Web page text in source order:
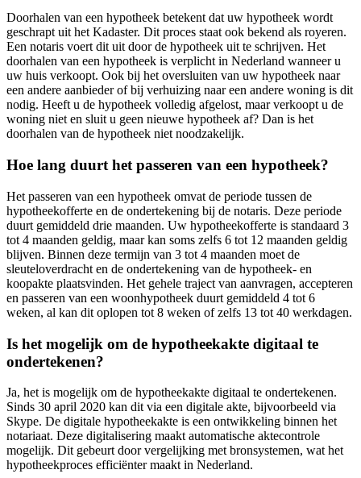
Doorhalen van een hypotheek betekent dat uw hypotheek wordt
geschrapt uit het Kadaster. Dit proces staat ook bekend als royeren.
Een notaris voert dit uit door de hypotheek uit te schrijven. Het
doorhalen van een hypotheek is verplicht in Nederland wanneer u
uw huis verkoopt. Ook bij het oversluiten van uw hypotheek naar
een andere aanbieder of bij verhuizing naar een andere woning is dit
nodig. Heeft u de hypotheek volledig afgelost, maar verkoopt u de
woning niet en sluit u geen nieuwe hypotheek af? Dan is het
doorhalen van de hypotheek niet noodzakelijk.
Hoe lang duurt het passeren van een hypotheek?
Het passeren van een hypotheek omvat de periode tussen de
hypotheekofferte en de ondertekening bij de notaris. Deze periode
duurt gemiddeld drie maanden. Uw hypotheekofferte is standaard 3
tot 4 maanden geldig, maar kan soms zelfs 6 tot 12 maanden geldig
blijven. Binnen deze termijn van 3 tot 4 maanden moet de
sleuteloverdracht en de ondertekening van de hypotheek- en
koopakte plaatsvinden. Het gehele traject van aanvragen, accepteren
en passeren van een woonhypotheek duurt gemiddeld 4 tot 6
weken, al kan dit oplopen tot 8 weken of zelfs 13 tot 40 werkdagen.
Is het mogelijk om de hypotheekakte digitaal te
ondertekenen?
Ja, het is mogelijk om de hypotheekakte digitaal te ondertekenen.
Sinds 30 april 2020 kan dit via een digitale akte, bijvoorbeeld via
Skype. De digitale hypotheekakte is een ontwikkeling binnen het
notariaat. Deze digitalisering maakt automatische aktecontrole
mogelijk. Dit gebeurt door vergelijking met bronsystemen, wat het
hypotheekproces efficiënter maakt in Nederland.